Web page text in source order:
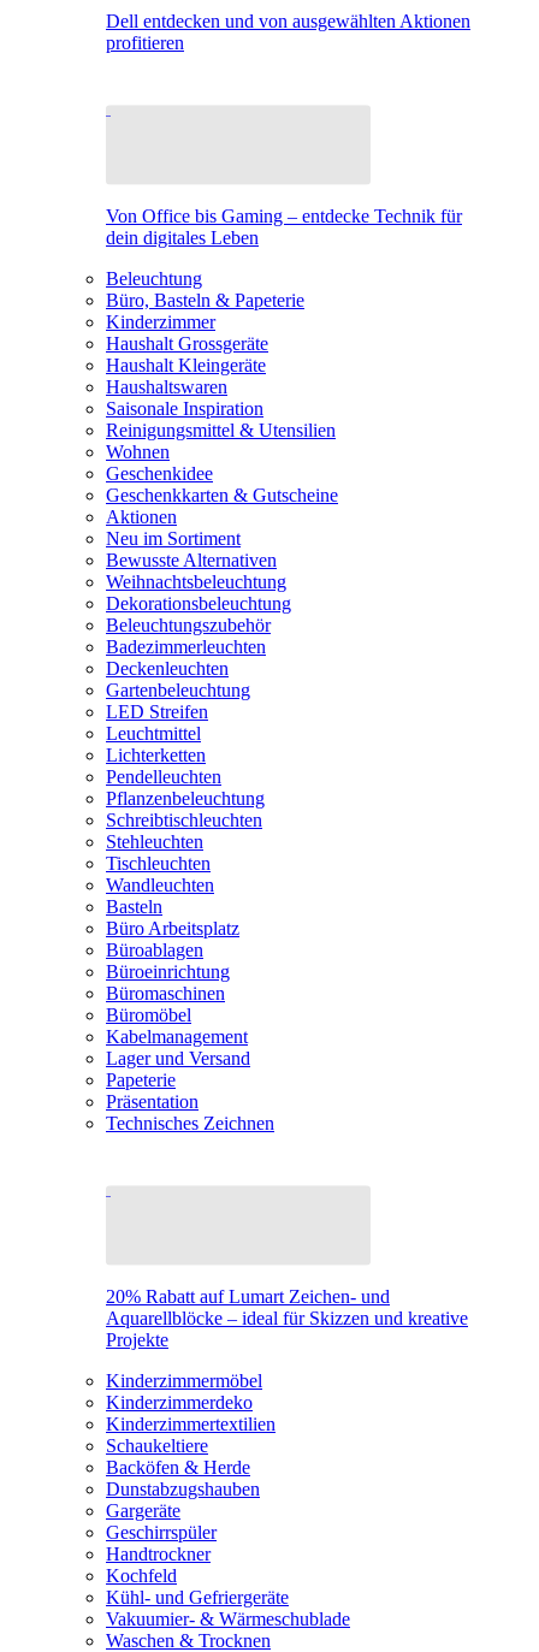
Dell entdecken und von ausgewählten Aktionen
profitieren
Von Office bis Gaming – entdecke Technik für
dein digitales Leben
Beleuchtung
Büro, Basteln & Papeterie
Kinderzimmer
Haushalt Grossgeräte
Haushalt Kleingeräte
Haushaltswaren
Saisonale Inspiration
Reinigungsmittel & Utensilien
Wohnen
Geschenkidee
Geschenkkarten & Gutscheine
Aktionen
Neu im Sortiment
Bewusste Alternativen
Weihnachtsbeleuchtung
Dekorationsbeleuchtung
Beleuchtungszubehör
Badezimmerleuchten
Deckenleuchten
Gartenbeleuchtung
LED Streifen
Leuchtmittel
Lichterketten
Pendelleuchten
Pflanzenbeleuchtung
Schreibtischleuchten
Stehleuchten
Tischleuchten
Wandleuchten
Basteln
Büro Arbeitsplatz
Büroablagen
Büroeinrichtung
Büromaschinen
Büromöbel
Kabelmanagement
Lager und Versand
Papeterie
Präsentation
Technisches Zeichnen
20% Rabatt auf Lumart Zeichen- und
Aquarellblöcke – ideal für Skizzen und kreative
Projekte
Kinderzimmermöbel
Kinderzimmerdeko
Kinderzimmertextilien
Schaukeltiere
Backöfen & Herde
Dunstabzugshauben
Gargeräte
Geschirrspüler
Handtrockner
Kochfeld
Kühl- und Gefriergeräte
Vakuumier- & Wärmeschublade
Waschen & Trocknen